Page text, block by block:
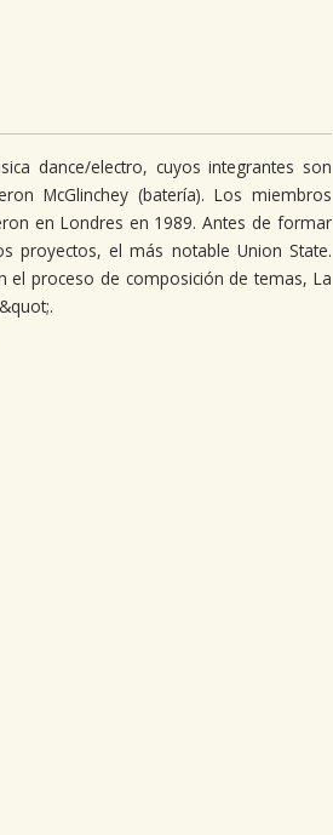
dance/electro, cuyos integrantes son
McGlinchey (batería). Los miembros
en Londres en 1989. Antes de formar
proyectos, el más notable Union State.
el proceso de composición de temas, La